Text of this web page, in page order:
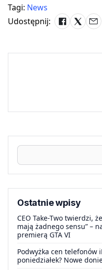
Tagi: News
Udostępnij:
Ostatnie wpisy
CEO Take-Two twierdzi,
mają żadnego sensu” –
premierą GTA VI
Podwyżka cen telefonów
poniedziałek? Nowe